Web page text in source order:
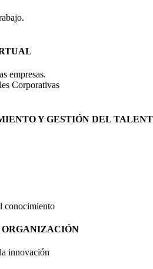
empresas.
Corporativas
Y GESTIÓN DEL
conocimiento
innovación